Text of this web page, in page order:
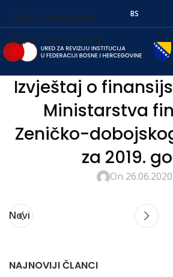
Skip to navigation
Skip to main content
BS
Izvještaj o
Ministarstva
Zeničko-
za 2019.
On 26.06.2020
Novi
NAJNOVIJI ČLANCI